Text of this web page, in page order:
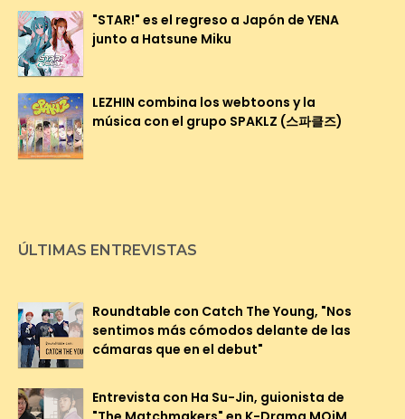
"STAR!" es el regreso a Japón de YENA
junto a Hatsune Miku
LEZHIN combina los webtoons y la
música con el grupo SPAKLZ (스파클즈)
ÚLTIMAS ENTREVISTAS
Roundtable con Catch The Young, "Nos
sentimos más cómodos delante de las
cámaras que en el debut"
Entrevista con Ha Su-Jin, guionista de